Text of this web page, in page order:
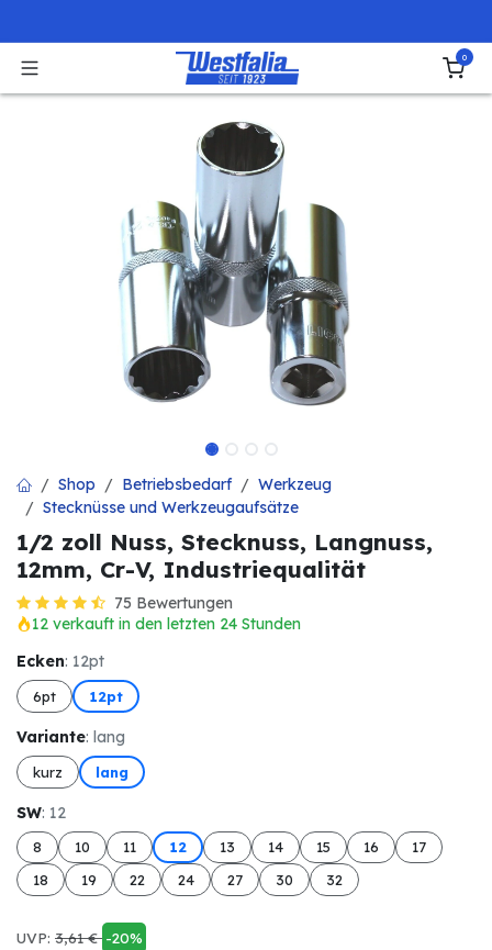
0
Shop Betriebsbedarf
Werkzeug
Stecknüsse und Werkzeugaufsätze
1/2 zoll Nuss, Stecknuss, Langnuss,
12mm, Cr-V, Industriequalität
75 Bewertungen
12 verkauft in den letzten 24 Stunden
Ecken: 12pt
6pt 12pt
Variante: lang
kurz lang
SW: 12
8 10 11 12 13 14 15 16
17
18
19 22 24 27 30 32
UVP: 3,61€ -20%